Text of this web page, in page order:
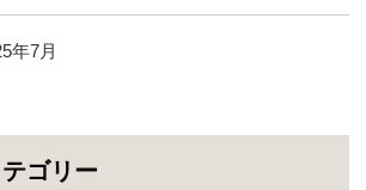
年7月
ゴリー